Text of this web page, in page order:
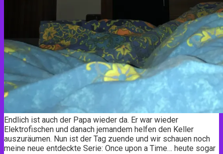
Endlich ist auch der Papa wieder da. Er war wieder
Elektrofischen und danach jemandem helfen den Keller
auszuräumen. Nun ist der Tag zuende und wir schauen noch
meine neue entdeckte Serie: Once upon a Time… heute sogar